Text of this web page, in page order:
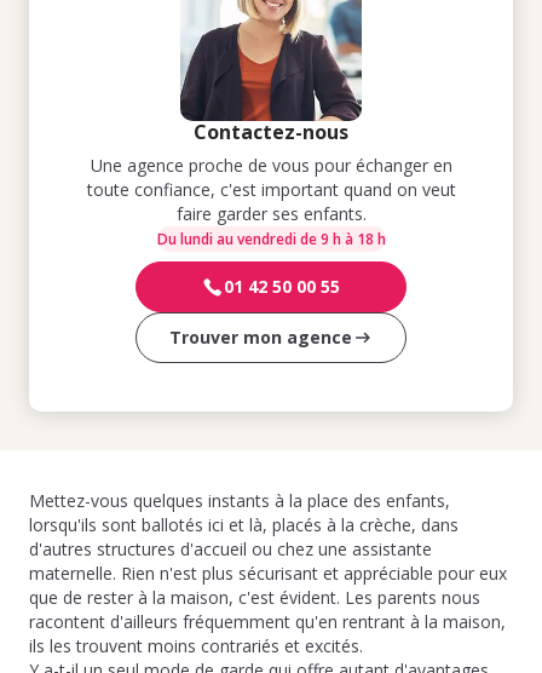
Contactez-nous
Une agence proche de vous pour échanger en
toute confiance, c'est important quand on veut
faire garder ses enfants.
Du lundi au vendredi de 9 h à 18 h
01 42 50 00 55
Trouver mon agence
Mettez-vous quelques instants à la place des enfants,
lorsqu'ils sont ballotés ici et là, placés à la crèche, dans
d'autres structures d'accueil ou chez une assistante
maternelle. Rien n'est plus sécurisant et appréciable pour eux
que de rester à la maison, c'est évident. Les parents nous
racontent d'ailleurs fréquemment qu'en rentrant à la maison,
ils les trouvent moins contrariés et excités.